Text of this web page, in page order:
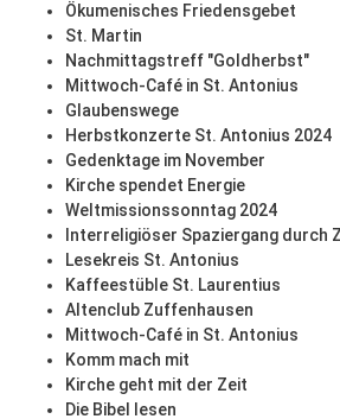
Ökumenisches Friedensgebet
St. Martin
Nachmittagstreff "Goldherbst"
Mittwoch-Café in St. Antonius
Glaubenswege
Herbstkonzerte St. Antonius 2024
Gedenktage im November
Kirche spendet Energie
Weltmissionssonntag 2024
Interreligiöser Spaziergang durch
Lesekreis St. Antonius
Kaffeestüble St. Laurentius
Altenclub Zuffenhausen
Mittwoch-Café in St. Antonius
Komm mach mit
Kirche geht mit der Zeit
Die Bibel lesen